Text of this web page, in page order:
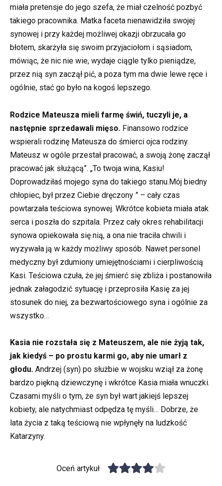
miała pretensje do jego szefa, że miał czelność pozbyć
takiego pracownika. Matka faceta nienawidziła swojej
synowej i przy każdej możliwej okazji obrzucała go
błotem, skarżyła się swoim przyjaciołom i sąsiadom,
mówiąc, że nic nie wie, wydaje ciągle tylko pieniądze,
przez nią syn zaczął pić, a poza tym ma dwie lewe ręce i
ogólnie, stać go było na kogoś lepszego.
Rodzice Mateusza mieli farmę świń, tuczyli je, a
następnie sprzedawali mięso. Finansowo rodzice
wspierali rodzinę Mateusza do śmierci ojca rodziny.
Mateusz w ogóle przestał pracować, a swoją żonę zaczął
pracować jak służącą”. „To twoja wina, Kasiu!
Doprowadziłaś mojego syna do takiego stanu.Mój biedny
chłopiec, był przez Ciebie dręczony ” – cały czas
powtarzała teściowa synowej. Wkrótce kobieta miała atak
serca i poszła do szpitala. Przez cały okres rehabilitacji
synowa opiekowała się nią, a ona nie traciła chwili i
wyzywała ją w każdy możliwy sposób. Nawet personel
medyczny był zdumiony umiejętnościami i cierpliwością
Kasi. Teściowa czuła, że jej śmierć się zbliża i postanowiła
jednak załagodzić sytuację i przeprosiła Kasię za jej
stosunek do niej, za bezwartościowego syna i ogólnie za
wszystko…
Kasia nie rozstała się z Mateuszem, ale nie żyją tak,
jak kiedyś – po prostu karmi go, aby nie umarł z
głodu. Andrzej (syn) po służbie w wojsku wziął za żonę
bardzo piękną dziewczynę i wkrótce Kasia miała wnuczki.
Czasami myśli o tym, że syn był wart jakiejś lepszej
kobiety, ale natychmiast odpędza tę myśli… Dobrze, że
lata życia z taką teściową nie wpłynęły na ludzkość
Katarzyny.
Oceń artykuł